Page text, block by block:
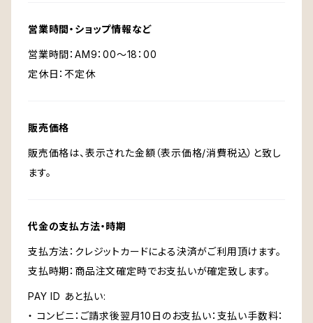
営業時間・ショップ情報など
営業時間：AM9：00～18：00
定休日：不定休
販売価格
販売価格は、表示された金額（表示価格/消費税込）と致し
ます。
代金の支払方法・時期
支払方法：クレジットカードによる決済がご利用頂けます。
支払時期：商品注文確定時でお支払いが確定致します。
PAY ID あと払い:
・ コンビニ：ご請求後翌月10日のお支払い：支払い手数料：